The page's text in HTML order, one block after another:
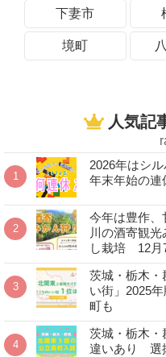
下妻市
境町
人気記
2026年はシ
年末年始の連
今年は豊作
川の酒寄観
し栽培 12月
茨城・栃木・
い街」2025
町も
茨城・栃木・
違いあり 選